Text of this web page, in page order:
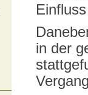
in der